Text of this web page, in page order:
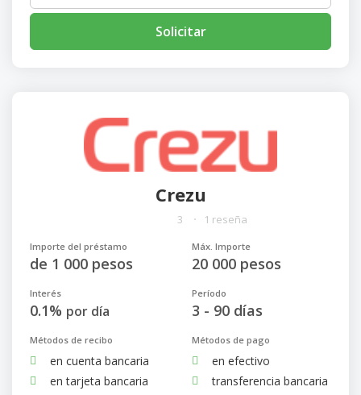
Solicitar
Crezu
3 1 reseña
Importe del préstamo
de 1 000 pesos
Máx. Importe
20 000 pesos
Interés
0.1% por día
Período
3 - 90 días
Métodos de recibo
en cuenta bancaria
en tarjeta bancaria
Métodos de pago
en efectivo
transferencia bancaria